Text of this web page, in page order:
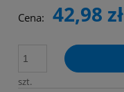
Cena: 42,98 zł
szt.